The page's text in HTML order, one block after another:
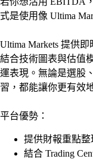
式是使用像 Ultima
Ultima Markets 提供
結合技術圖表與估值
運表現。無論是選股
習，都能讓你更有效
平台優勢：
提供財報重點
結合 Trading